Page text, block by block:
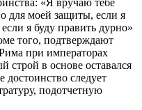
«Я вручаю тебе
для моей защиты, если я
я буду править дурно»
того, подтверждают
при императорах
строй в основе оставался
достоинство следует
подотчетную